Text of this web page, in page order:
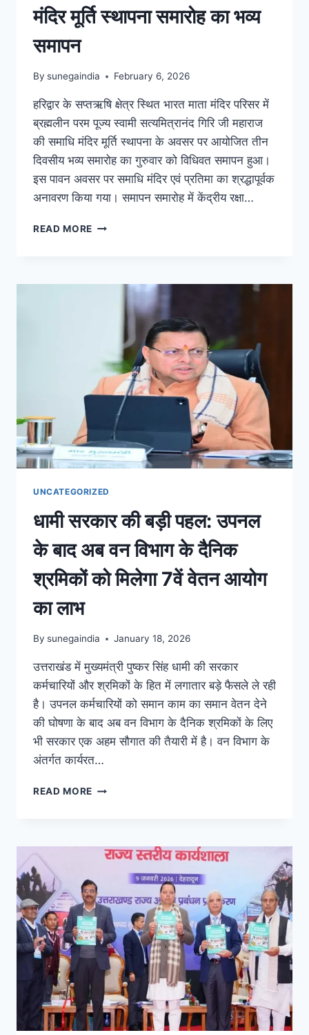
मंदिर मूर्ति स्थापना समारोह का भव्य
समापन
By sunegaindia February 6, 2026
हरिद्वार के सप्तऋषि क्षेत्र स्थित भारत माता मंदिर परिसर में
ब्रह्मलीन परम पूज्य स्वामी सत्यमित्रानंद गिरि जी महाराज
की समाधि मंदिर मूर्ति स्थापना के अवसर पर आयोजित तीन
दिवसीय भव्य समारोह का गुरुवार को विधिवत समापन हुआ।
इस पावन अवसर पर समाधि मंदिर एवं प्रतिमा का श्रद्धापूर्वक
अनावरण किया गया। समापन समारोह में केंद्रीय रक्षा…
READ MORE
UNCATEGORIZED
धामी सरकार की बड़ी पहल: उपनल
के बाद अब वन विभाग के दैनिक
श्रमिकों को मिलेगा 7वें वेतन आयोग
का लाभ
By sunegaindia January 18, 2026
उत्तराखंड में मुख्यमंत्री पुष्कर सिंह धामी की सरकार
कर्मचारियों और श्रमिकों के हित में लगातार बड़े फैसले ले रही
है। उपनल कर्मचारियों को समान काम का समान वेतन देने
की घोषणा के बाद अब वन विभाग के दैनिक श्रमिकों के लिए
भी सरकार एक अहम सौगात की तैयारी में है। वन विभाग के
अंतर्गत कार्यरत…
READ MORE